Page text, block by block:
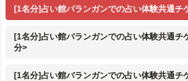
[1名分]占い館バランガンでの占い体験共通チ
[1名分]占い館バランガンでの占い体験共通チ
分>
[1名分]占い館バランガンでの占い体験共通チ